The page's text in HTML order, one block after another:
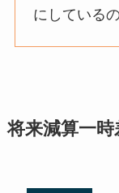
にしている
将来減算一